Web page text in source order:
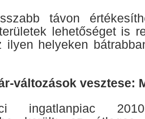
távon
lehetőséget is
ilyen helyeken
változások vesztese:
ingatlanpiac